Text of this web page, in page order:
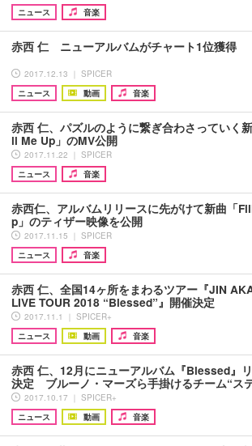
ニュース
音楽
赤西 仁 ニューアルバムがチャート1位獲得
2017.12.13 ｜ SPICER
ニュース
動画 音楽
赤西 仁、パズルのように繋ぎ合わさっていく
ll Me Up」のMV公開
2017.11.22 ｜ SPICER
ニュース
音楽
赤西仁、アルバムリリースに先がけて新曲「
p」のティザー映像を公開
2017.11.15 ｜ SPICER
ニュース
音楽
赤西 仁、全国14ヶ所をまわるツアー『JIN
LIVE TOUR 2018 “Blessed”』開催決定
2017.11.1 ｜ SPICER+
ニュース
動画 音楽
赤西 仁、12月にニューアルバム『Blessed』
決定 ブルーノ・マーズら手掛けるチーム“ス
2017.10.17 ｜ SPICER+
ニュース
動画 音楽